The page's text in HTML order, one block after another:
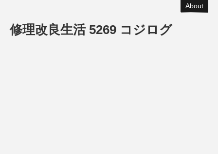
About
修理改良生活 5269 コジログ